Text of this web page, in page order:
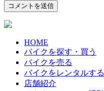
HOME
バイクを探す・買う
バイクを売る
バイクをレンタルする
店舗紹介